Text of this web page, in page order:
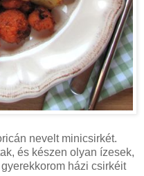
nevelt minicsirkét.
és készen olyan ízesek,
házi csirkéit